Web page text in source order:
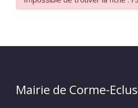
Mairie de Corme-